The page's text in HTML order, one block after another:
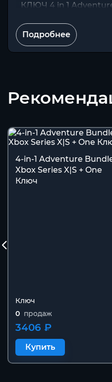
КЛЮЧ 4 in 1
Подробнее
4-in-1 Adventure
Xbox Series X|S + One
Ключ
Ключ
0 продаж
3406 ₽
Купить